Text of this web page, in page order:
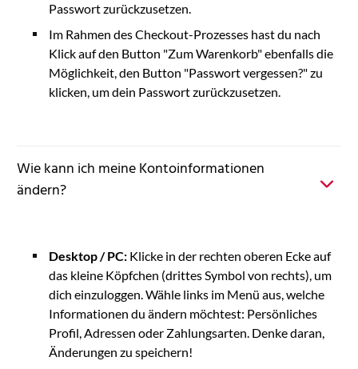
Passwort zurückzusetzen.
Im Rahmen des Checkout-Prozesses hast du nach
Klick auf den Button "Zum Warenkorb" ebenfalls die
Möglichkeit, den Button "Passwort vergessen?" zu
klicken, um dein Passwort zurückzusetzen.
Wie kann ich meine Kontoinformationen
ändern?
Desktop / PC: Klicke in der rechten oberen Ecke auf
das kleine Köpfchen (drittes Symbol von rechts), um
dich einzuloggen. Wähle links im Menü aus, welche
Informationen du ändern möchtest: Persönliches
Profil, Adressen oder Zahlungsarten. Denke daran,
Änderungen zu speichern!